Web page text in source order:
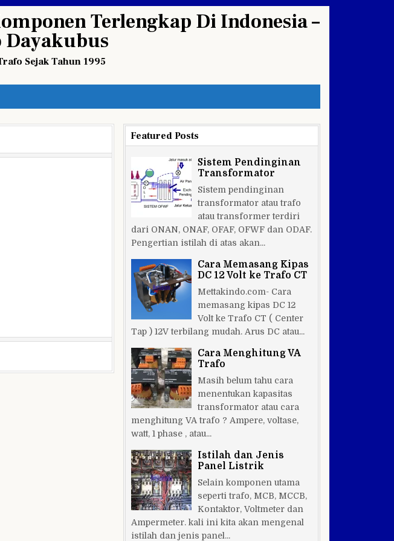
Terlengkap Di Indonesia –
Dayakubus
Sejak Tahun 1995
Featured Posts
Sistem Pendinginan
Transformator
Sistem pendinginan
transformator atau trafo
atau transformer terdiri
dari ONAN, ONAF, OFAF, OFWF dan ODAF.
Pengertian istilah di atas akan...
Cara Memasang Kipas
DC 12 Volt ke Trafo CT
Mettakindo.com- Cara
memasang kipas DC 12
Volt ke Trafo CT ( Center
Tap ) 12V terbilang mudah. Arus DC atau...
Cara Menghitung VA
Trafo
Masih belum tahu cara
menentukan kapasitas
transformator atau cara
menghitung VA trafo ? Ampere, voltase,
watt, 1 phase , atau...
Istilah dan Jenis
Panel Listrik
Selain komponen utama
seperti trafo, MCB, MCCB,
Kontaktor, Voltmeter dan
Ampermeter. kali ini kita akan mengenal
istilah dan jenis panel...